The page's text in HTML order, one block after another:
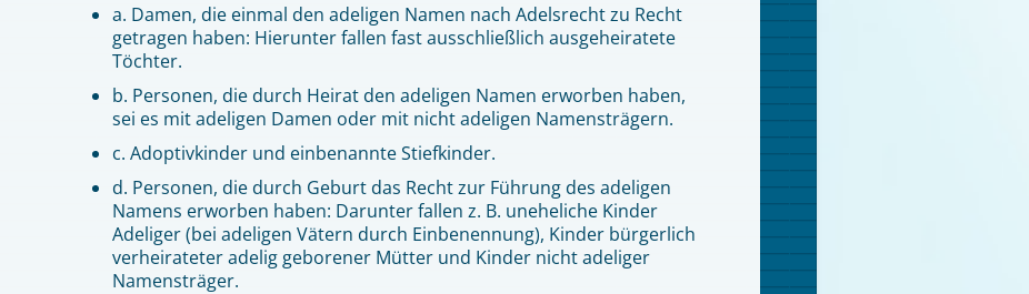
a. Damen, die einmal den adeligen Namen nach Adelsrecht zu Recht
getragen haben: Hierunter fallen fast ausschließlich ausgeheiratete
Töchter.
b. Personen, die durch Heirat den adeligen Namen erworben haben,
sei es mit adeligen Damen oder mit nicht adeligen Namensträgern.
c. Adoptivkinder und einbenannte Stiefkinder.
d. Personen, die durch Geburt das Recht zur Führung des adeligen
Namens erworben haben: Darunter fallen z. B. uneheliche Kinder
Adeliger (bei adeligen Vätern durch Einbenennung), Kinder bürgerlich
verheirateter adelig geborener Mütter und Kinder nicht adeliger
Namensträger.